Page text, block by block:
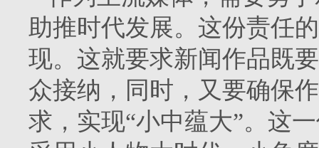
助推时代发展。这份责任
现。这就要求新闻作品既
众接纳，同时，又要确保
求，实现“小中蕴大”。这